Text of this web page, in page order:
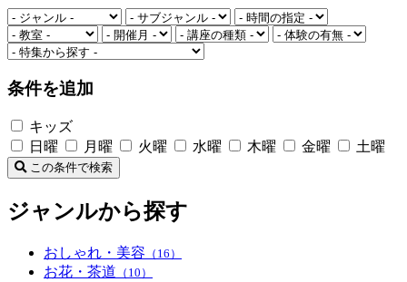
条件を追加
キッズ
日曜
月曜 火曜 水曜 木曜 金曜 土曜
この条件で検索
ジャンルから探す
おしゃれ・美容 （16）
お花・茶道 （10）